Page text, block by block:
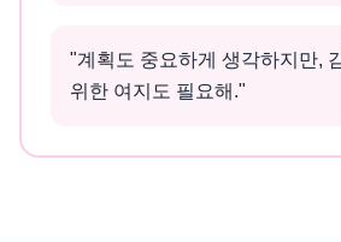
"계획도 중요하게 생각하지만,
위한 여지도 필요해."